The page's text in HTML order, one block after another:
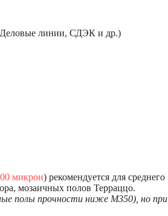
(Деловые линии, СДЭК и др.)
микрон) рекомендуется для среднего
мозаичных полов Терраццо.
полы прочности ниже М350), но при